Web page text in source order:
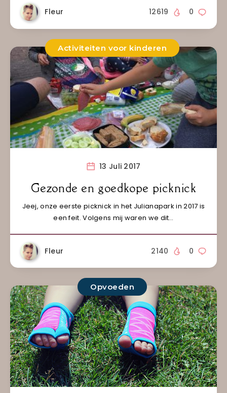
Fleur 0
12619
Activiteiten voor kinderen
13 Juli 2017
Gezonde en goedkope picknick
Jeej, onze eerste picknick in het Julianapark in 2017 is
een feit. Volgens mij waren we dit…
Fleur 0
2140
Opvoeden